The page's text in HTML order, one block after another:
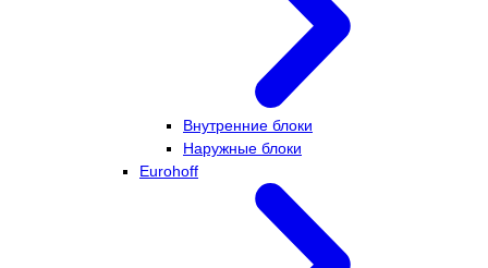
Внутренние блоки
Наружные блоки
Eurohoff